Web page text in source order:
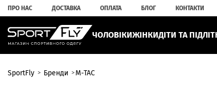
ПРО НАС ДОСТАВКА ОПЛАТА БЛОГ КОНТАКТИ
ЧОЛОВІКИЖІНКИДІТИ ТА
SportFly Бренди M-TAC